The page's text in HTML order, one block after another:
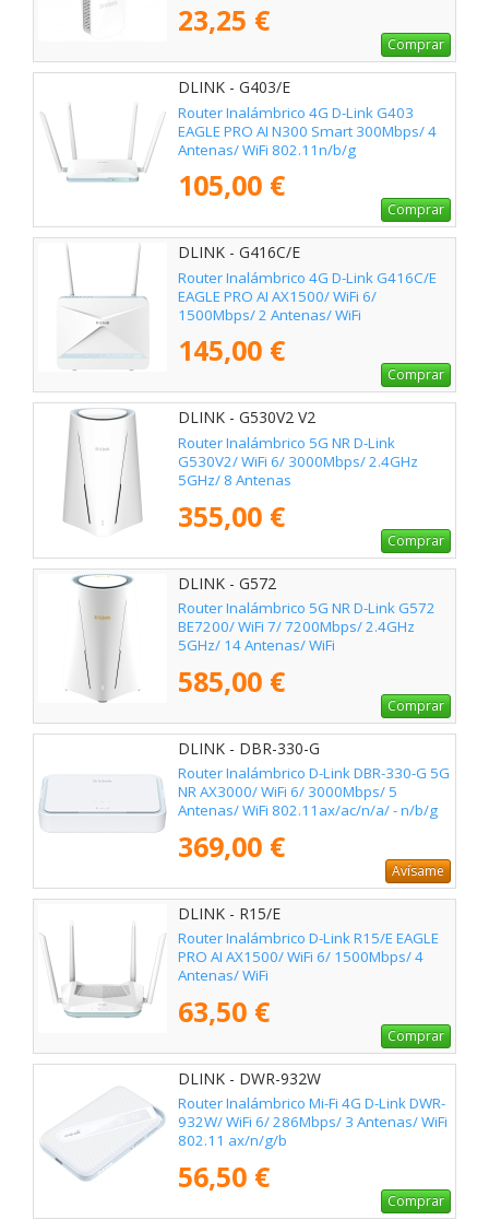
23,25 €
Comprar
DLINK - G403/E
Router Inalámbrico 4G D-Link G403
EAGLE PRO AI N300 Smart 300Mbps/ 4
Antenas/ WiFi 802.11n/b/g
105,00 €
Comprar
DLINK - G416C/E
Router Inalámbrico 4G D-Link G416C/E
EAGLE PRO AI AX1500/ WiFi 6/
1500Mbps/ 2 Antenas/ WiFi
145,00 €
Comprar
DLINK - G530V2 V2
Router Inalámbrico 5G NR D-Link
G530V2/ WiFi 6/ 3000Mbps/ 2.4GHz
5GHz/ 8 Antenas
355,00 €
Comprar
DLINK - G572
Router Inalámbrico 5G NR D-Link G572
BE7200/ WiFi 7/ 7200Mbps/ 2.4GHz
5GHz/ 14 Antenas/ WiFi
585,00 €
Comprar
DLINK - DBR-330-G
Router Inalámbrico D-Link DBR-330-G 5G
NR AX3000/ WiFi 6/ 3000Mbps/ 5
Antenas/ WiFi 802.11ax/ac/n/a/ - n/b/g
369,00 €
Avísame
DLINK - R15/E
Router Inalámbrico D-Link R15/E EAGLE
PRO AI AX1500/ WiFi 6/ 1500Mbps/ 4
Antenas/ WiFi
63,50 €
Comprar
DLINK - DWR-932W
Router Inalámbrico Mi-Fi 4G D-Link DWR-
932W/ WiFi 6/ 286Mbps/ 3 Antenas/ WiFi
802.11 ax/n/g/b
56,50 €
Comprar